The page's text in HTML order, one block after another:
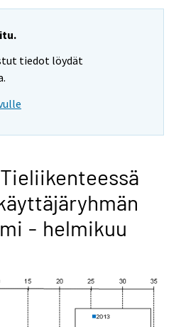
tiedot löydät
- helmikuu